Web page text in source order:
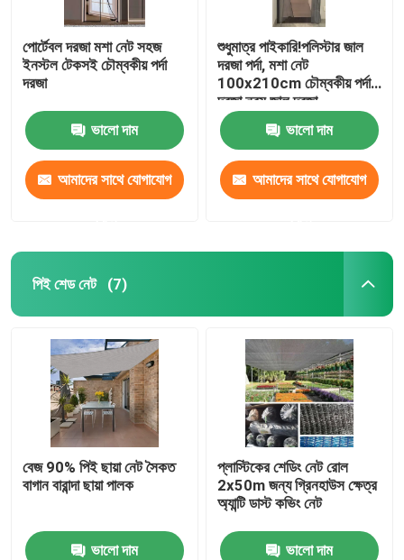
পোর্টেবল দরজা মশা নেট সহজ
ইনস্টল টেকসই চৌম্বকীয় পর্দা
দরজা
ভালো দাম
আমাদের সাথে যোগাযোগ
শুধুমাত্র পাইকারি!পলিস্টার জাল
দরজা পর্দা, মশা নেট
100x210cm চৌম্বকীয় পর্দা
দরজা নরম জাল দরজা
ভালো দাম
আমাদের সাথে যোগাযোগ
পিই শেড নেট (7)
বেজ 90% পিই ছায়া নেট সৈকত
বাগান বারান্দা ছায়া পালক
ভালো দাম
প্লাস্টিকের শেডিং নেট রোল
2x50m জন্য গ্রিনহাউস ক্ষেত্র
অ্যান্টি ডাস্ট কভিং নেট
ভালো দাম